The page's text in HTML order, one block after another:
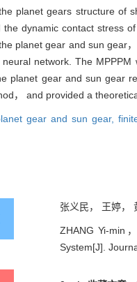
planet gears structure of
the dynamic contact stress
planet gear and sun gear
network. The
planet gear and sun gear
， and provided a
gear and sun gear,
张义民， 王婷，
ZHANG Yi-min
System[J].